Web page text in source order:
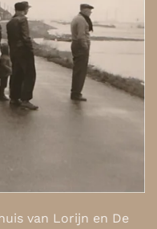
van Lorijn en De